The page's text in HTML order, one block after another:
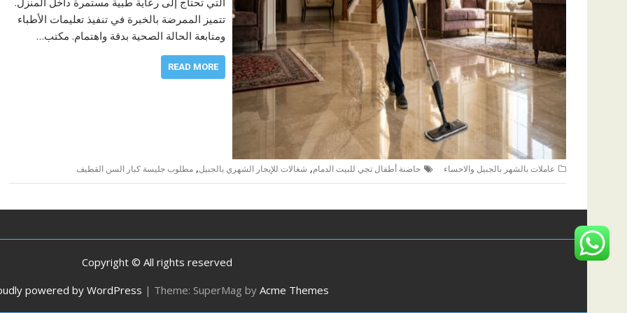
تتميز الممرضة بالخبرة في تنفيذ تعليمات الأطباء
ومتابعة الحالة الصحية بدقة واهتمام. مكتب…
READ MORE
عاملات بالشهر بالجبيل والاحساء حاضنة أطفال تجي للبيت الدمام, شغالات للإيجار الشهري بالجبيل, مطلوب جليسة كبار السن القطيف
Copyright © All rights reserved
powered by WordPress | Theme: SuperMag by Acme Themes